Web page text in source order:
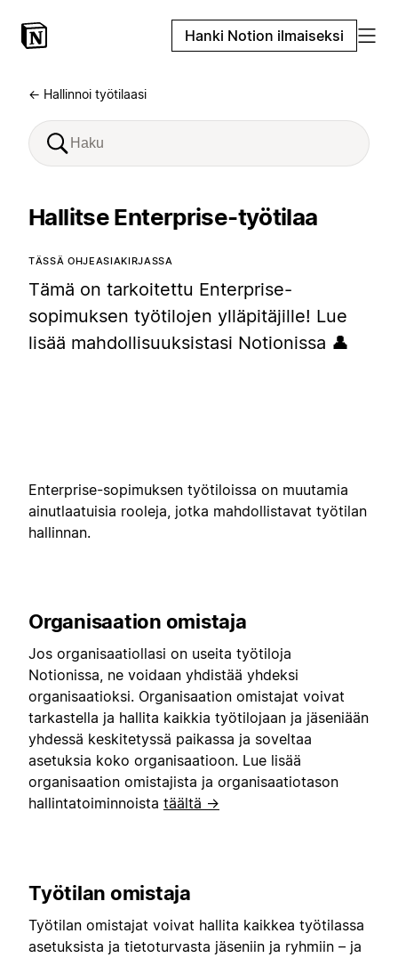
Hanki Notion ilmaiseksi
← Hallinnoi työtilaasi
Hallitse Enterprise-työtilaa
TÄSSÄ OHJEASIAKIRJASSA
Tämä on tarkoitettu Enterprise-
sopimuksen työtilojen ylläpitäjille! Lue
lisää mahdollisuuksistasi Notionissa 👤
Enterprise-sopimuksen työtiloissa on muutamia
ainutlaatuisia rooleja, jotka mahdollistavat työtilan
hallinnan.
Organisaation omistaja
Jos organisaatiollasi on useita työtiloja
Notionissa, ne voidaan yhdistää yhdeksi
organisaatioksi. Organisaation omistajat voivat
tarkastella ja hallita kaikkia työtilojaan ja jäseniään
yhdessä keskitetyssä paikassa ja soveltaa
asetuksia koko organisaatioon. Lue lisää
organisaation omistajista ja organisaatiotason
hallintatoiminnoista täältä →
Työtilan omistaja
Työtilan omistajat voivat hallita kaikkea työtilassa
asetuksista ja tietoturvasta jäseniin ja ryhmiin – ja